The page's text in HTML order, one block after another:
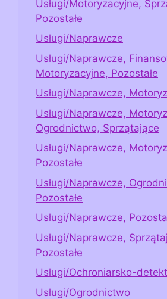
Usługi/Motoryzacyjne,
Pozostałe
Usługi/Naprawcze
Usługi/Naprawcze,
Motoryzacyjne, Pozostałe
Usługi/Naprawcze,
Usługi/Naprawcze,
Ogrodnictwo, Sprzątające
Usługi/Naprawcze,
Pozostałe
Usługi/Naprawcze,
Pozostałe
Usługi/Naprawcze,
Usługi/Naprawcze,
Pozostałe
Usługi/Ochroniarsko-
Usługi/Ogrodnictwo